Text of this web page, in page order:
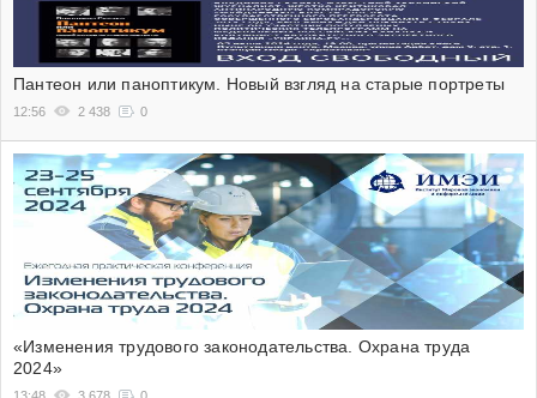
Пантеон или паноптикум. Новый взгляд на старые портреты
12:56 2 438 0
«Изменения трудового законодательства. Охрана труда
2024»